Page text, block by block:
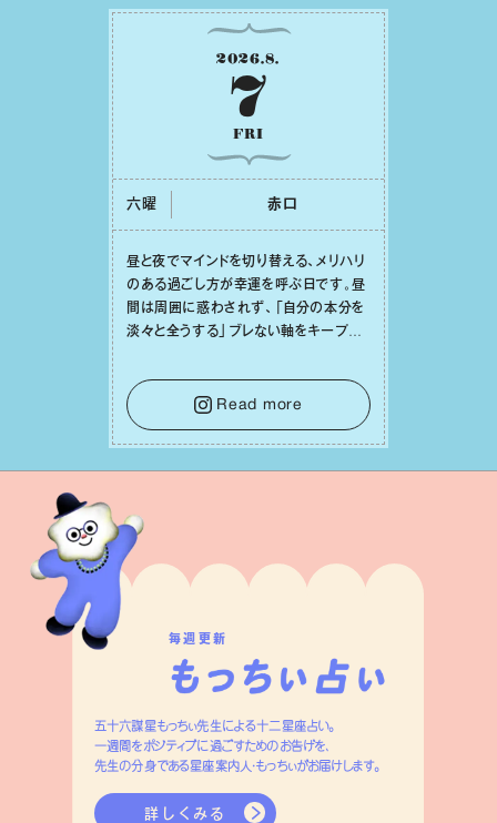
2026.8.
7
FRI
六曜 ⾚⼝
昼と夜でマインドを切り替える、メリハリ
のある過ごし⽅が幸運を呼ぶ⽇です。昼
間は周囲に惑わされず、「⾃分の本分を
淡々と全うする」ブレない軸をキープし
⾔葉に流されないよう、⼼にしっかりブ
レーキをかけること。この意識の切り替
えが、あなたに確かな安⼼感をもたらす
はずです。
Read more
毎週更新
五十六謀星もっちぃ先生による十二星座占い。
一週間をポジティブに過ごすためのお告げを、
先生の分身である星座案内人・もっちぃがお届けします。
詳しくみる